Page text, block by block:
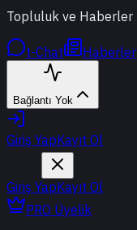
Topluluk ve Haberler
t-Chat Haberler
Bağlantı Yok
Giriş YapKayıt Ol
Giriş YapKayıt Ol
PRO Üyelik